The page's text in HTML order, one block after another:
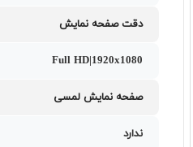
دقت صفحه نمایش
Full HD|1920x1080
صفحه نمایش لمسی
ندارد